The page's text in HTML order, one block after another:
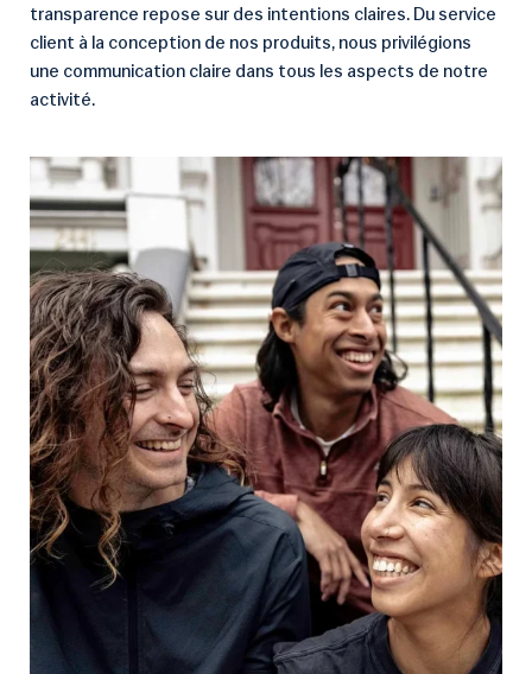
transparence repose sur des intentions claires. Du service
client à la conception de nos produits, nous privilégions
une communication claire dans tous les aspects de notre
activité.